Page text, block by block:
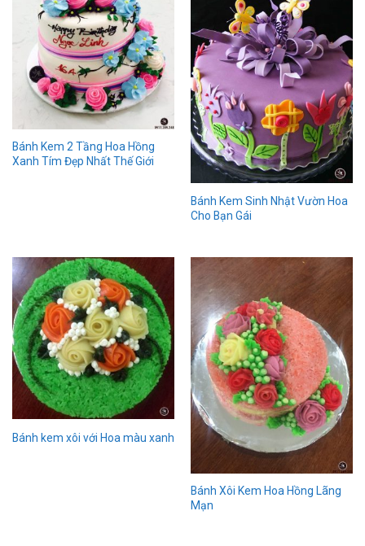
Bánh Kem 2 Tầng Hoa Hồng
Xanh Tím Đẹp Nhất Thế Giới
Bánh Kem Sinh Nhật Vườn Hoa
Cho Bạn Gái
Bánh kem xôi với Hoa màu xanh
Bánh Xôi Kem Hoa Hồng Lãng
Mạn